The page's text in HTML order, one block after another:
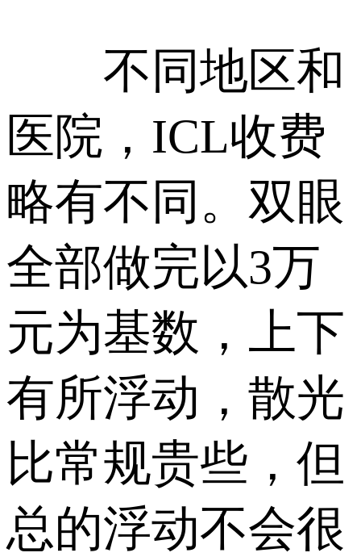
不同地区和
医院，ICL收费
略有不同。双眼
全部做完以3万
元为基数，上下
有所浮动，散光
比常规贵些，但
总的浮动不会很